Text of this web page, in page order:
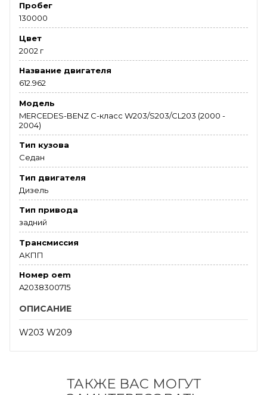
Пробег
130000
Цвет
2002 г
Название двигателя
612.962
Модель
MERCEDES-BENZ C-класс W203/S203/CL203 (2000 -
2004)
Тип кузова
Седан
Тип двигателя
Дизель
Тип привода
задний
Трансмиссия
АКПП
Номер oem
A2038300715
ОПИСАНИЕ
W203 W209
ТАКЖЕ ВАС МОГУТ